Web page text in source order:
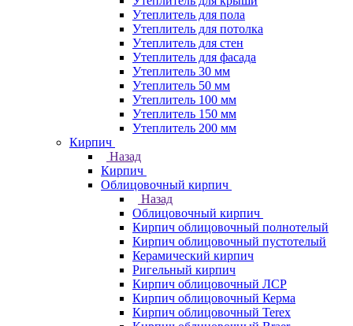
Утеплитель для пола
Утеплитель для потолка
Утеплитель для стен
Утеплитель для фасада
Утеплитель 30 мм
Утеплитель 50 мм
Утеплитель 100 мм
Утеплитель 150 мм
Утеплитель 200 мм
Кирпич
Назад
Кирпич
Облицовочный кирпич
Назад
Облицовочный кирпич
Кирпич облицовочный полнотелый
Кирпич облицовочный пустотелый
Керамический кирпич
Ригельный кирпич
Кирпич облицовочный ЛСР
Кирпич облицовочный Керма
Кирпич облицовочный Terex